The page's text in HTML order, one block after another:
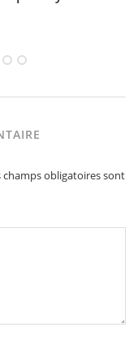
champs obligatoires sont